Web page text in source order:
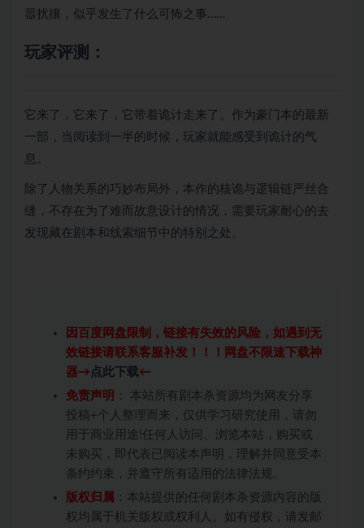
嚣扰攘，似乎发生了什么可怖之事……
玩家评测：
它来了，它来了，它带着诡计走来了。作为豪门本的最新
一部，当阅读到一半的时候，玩家就能感受到诡计的气
息。
除了人物关系的巧妙布局外，本作的核诡与逻辑链严丝合
缝，不存在为了难而故意设计的情况，需要玩家耐心的去
发现藏在剧本和线索细节中的特别之处。
因百度网盘限制，链接有失效的风险，如遇到无
效链接请联系客服补发！！！网盘不限速下载神
器→ 点此下载←
免责声明 ： 本站所有剧本杀资源均为网友分享
投稿+个人整理而来，仅供学习研究使用，请勿
用于商业用途!任何人访问、浏览本站，购买或
未购买，即代表已阅读本声明，理解并同意受本
条约约束，并遵守所有适用的法律法规。
版权归属 ：本站提供的任何剧本杀资源内容的版
权均属于机关版权或权利人。如有侵权，请发邮